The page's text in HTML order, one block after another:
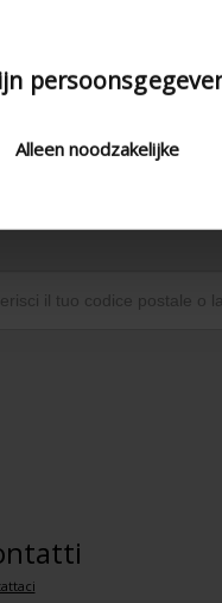
Alleen noodzakelijke